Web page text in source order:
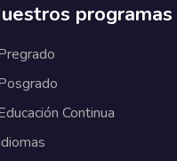
programas
Continua